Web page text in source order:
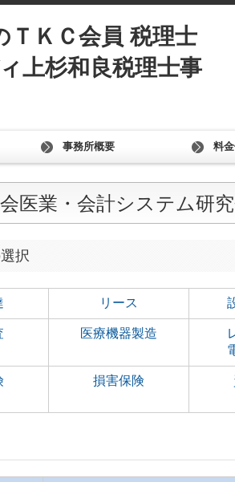
事務所概要 料
医業・会計システム研
択
リース
医療機器製造
損害保険